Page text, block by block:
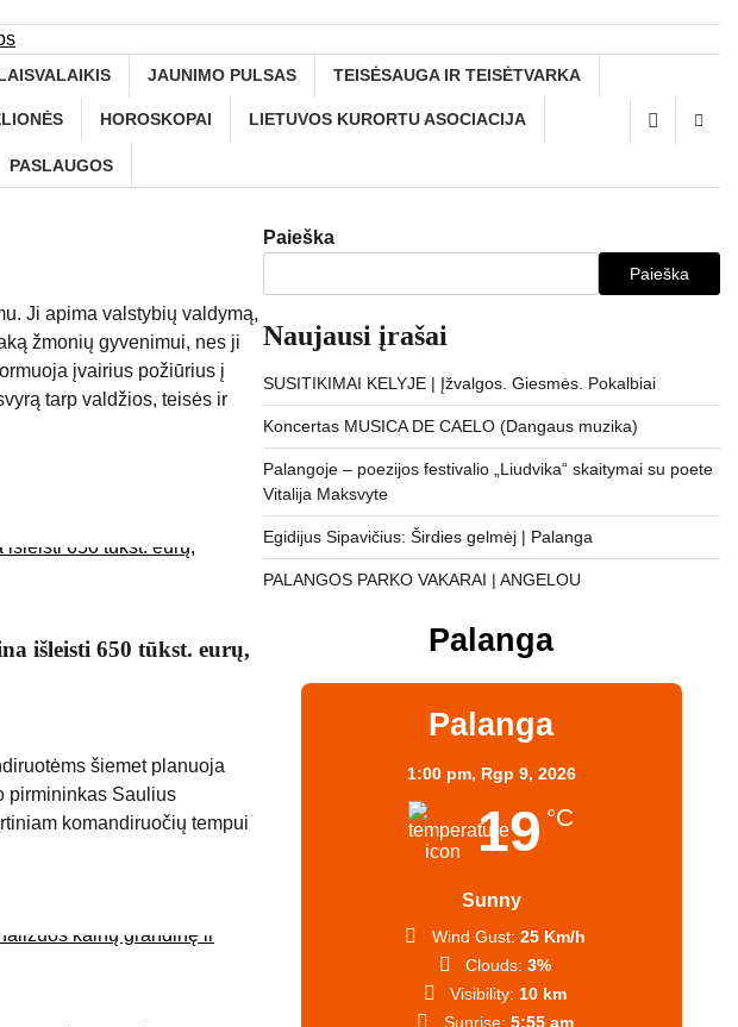
JAUNIMO PULSAS TEISĖSAUGA IR TEISĖTVARKA
HOROSKOPAI LIETUVOS KURORTU ASOCIACIJA
PASLAUGOS
Ji apima valstybių valdymą,
žmonių gyvenimui, nes ji
įvairius požiūrius į
tarp valdžios, teisės ir
išleisti 650 tūkst. eurų,
šiemet planuoja
pirmininkas Saulius
komandiruočių tempui
Paieška
Paieška
Naujausi įrašai
SUSITIKIMAI KELYJE | Įžvalgos. Giesmės. Pokalbiai
Koncertas MUSICA DE CAELO (Dangaus muzika)
Palangoje – poezijos festivalio „Liudvika“ skaitymai su poete
Vitalija Maksvyte
Egidijus Sipavičius: Širdies gelmėj | Palanga
PALANGOS PARKO VAKARAI | ANGELOU
Palanga
Palanga
1:00 pm, Rgp 9, 2026
19 °C
Sunny
Wind Gust: 25 Km/h
Clouds: 3%
Visibility: 10 km
Sunrise: 5:55 am